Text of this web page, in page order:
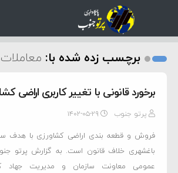
برچسب زده شده با:
برخورد قانونی با تغییر کاربری اراضی
پرتو جنوب ۱۴۰۲-۰۵-۲۹
فروش و قطعه بندی اراضی کشاورزی با هدف
باغشهری خلاف قانون است. به گزارش پرتو
عمومی معاونت سازمان و مدیریت جهاد